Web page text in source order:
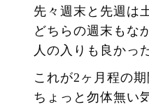
先々週末と先週は
どちらの週末もな
人の入りも良かっ
これが2ヶ月程の
ちょっと勿体無い